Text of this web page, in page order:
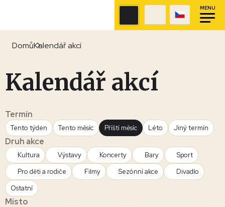
MENU
DomůKalendář akcí
Kalendář akcí
Termín
Tento týden Tento měsíc Příští měsíc Léto Jiný termín
Druh akce
Kultura Výstavy Koncerty Bary
Sport
Pro děti a rodiče
Filmy Sezónní akce
Divadlo
Ostatní
Místo